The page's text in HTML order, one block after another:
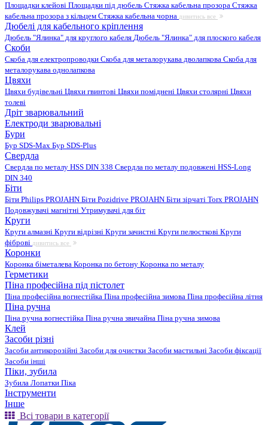
Площадки клейові Площадки під дюбель Стяжка кабельна прозора Стяжка
кабельна прозора з кільцем Стяжка кабельна чорна дивитись все
Дюбелі для кабельного кріплення
Дюбель "Ялинка" для круглого кабеля Дюбель "Ялинка" для плоского кабеля
Скоби
Скоба для електропроводки Скоба для металорукава дволапкова Скоба для
металорукава однолапкова
Цвяхи
Цвяхи будівельні Цвяхи гвинтові Цвяхи поміднені Цвяхи столярні Цвяхи
толеві
Дріт зварювальний
Електроди зварювальні
Бури
Бур SDS-Max Бур SDS-Plus
Свердла
Свердла по металу HSS DIN 338 Свердла по металу подовжені HSS-Long
DIN 340
Біти
Біти Philips PROJAHN Біти Pozidrive PROJAHN Біти зірчаті Torx PROJAHN
Подовжувачі магнітні Утримувачі для біт
Круги
Круги алмазні Круги відрізні Круги зачистні Круги пелюсткові Круги
фіброві дивитись все
Коронки
Коронка біметалева Коронка по бетону Коронка по металу
Герметики
Піна професійна під пістолет
Піна професійна вогнестійка Піна професійна зимова Піна професійна літня
Піна ручна
Піна ручна вогнестійка Піна ручна звичайна Піна ручна зимова
Клей
Засоби різні
Засоби антикорозійні Засоби для очистки Засоби мастильні Засоби фіксації
Засоби інші
Піки, зубила
Зубила Лопатки Піка
Інструменти
Інше
Всі товари в категорії